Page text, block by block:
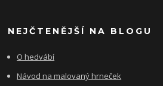
NEJČTENĚJŠÍ NA BLOGU
O hedvábí
Návod na malovaný hrneček